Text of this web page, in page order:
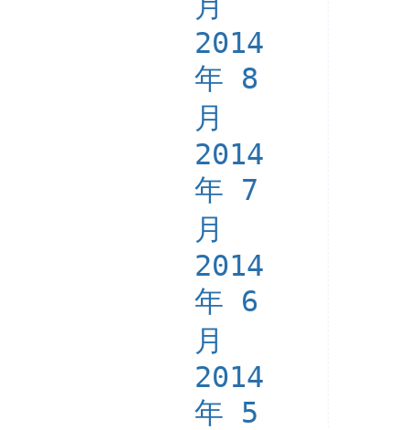
2014
年 8
月
2014
年 7
月
2014
年 6
月
2014
年 5